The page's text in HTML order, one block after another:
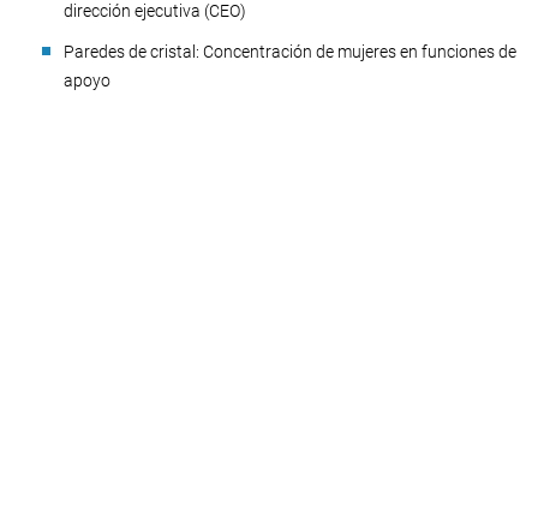
dirección ejecutiva (CEO)
Paredes de cristal: Concentración de mujeres en funciones de
apoyo